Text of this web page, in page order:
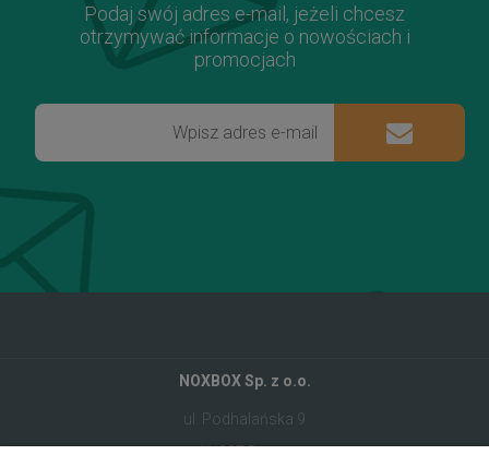
Podaj swój adres e-mail, jeżeli chcesz
otrzymywać informacje o nowościach i
promocjach
NOXBOX Sp. z o.o.
ul. Podhalańska 9
41-907 Bytom